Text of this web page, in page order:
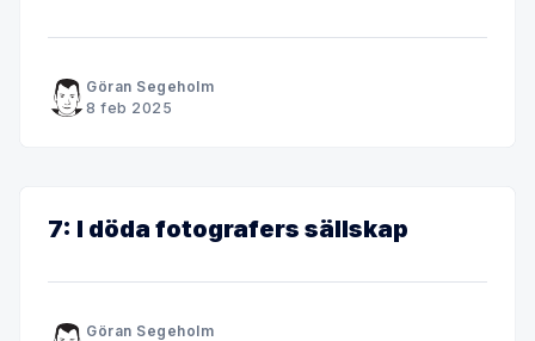
Göran Segeholm
8 feb 2025
7: I döda fotografers sällskap
Göran Segeholm